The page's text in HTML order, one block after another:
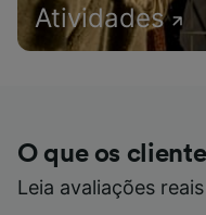
Atividades
O que os
Leia avaliações